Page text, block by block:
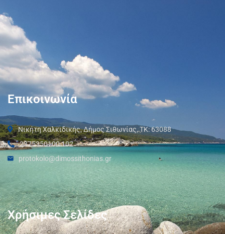
Επικοινωνία
Νικήτη Χαλκιδικής, Δήμος Σιθωνίας, ΤΚ: 63088
2375350100 102
protokolo@dimossithonias.gr
Χρήσιμες Σελίδες